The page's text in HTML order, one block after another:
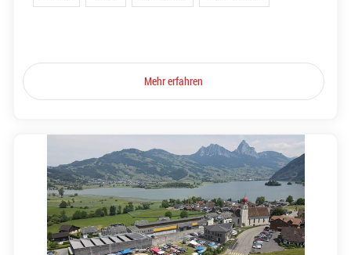
Mehr erfahren